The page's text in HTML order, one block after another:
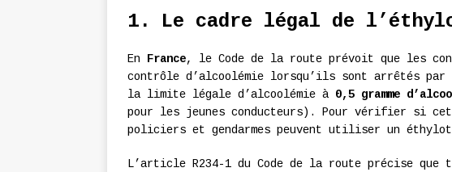
1. Le cadre légal de
En France, le Code de la route prévoit que les
contrôle d’alcoolémie lorsqu’ils sont arrêtés
la limite légale d’alcoolémie à 0,5 gramme
pour les jeunes conducteurs). Pour vérifier si
policiers et gendarmes peuvent utiliser un
L’article R234-1 du Code de la route précise que